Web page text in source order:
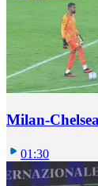
Milan-
01:30